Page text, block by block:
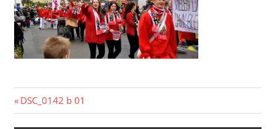
Beitragsnavigation
Vorheriger
Beitrag:
DSC_0142 b 01